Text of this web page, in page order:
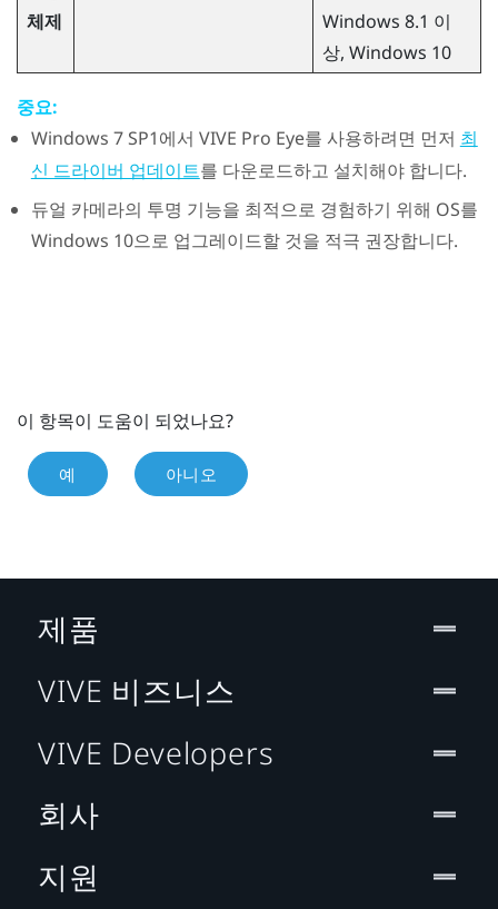
체제
Windows 8.1 이
상, Windows 10
중요:
Windows 7 SP1에서 VIVE Pro Eye를 사용하려면 먼저 최
신 드라이버 업데이트를 다운로드하고 설치해야 합니다.
듀얼 카메라의 투명 기능을 최적으로 경험하기 위해 OS를
Windows 10으로 업그레이드할 것을 적극 권장합니다.
이 항목이 도움이 되었나요?
예 아니오
제품
VIVE 비즈니스
VIVE Developers
회사
지원